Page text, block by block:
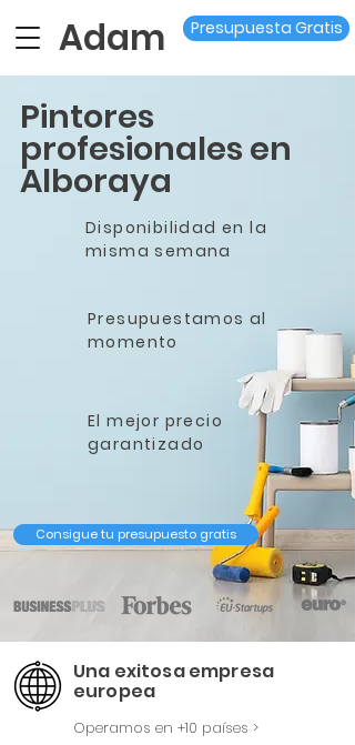
Adam Presupuesta Gratis
Pintores
profesionales en
Alboraya
Disponibilidad en la
misma semana
Presupuestamos al
momento
El mejor precio
garantizado
Consigue tu presupuesto gratis
Una exitosa empresa
europea
Operamos en +10 países >